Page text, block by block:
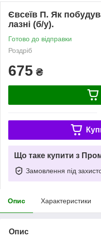
Євсеїв П. Як
лазні (б/у).
Готово до відправки
Роздріб
675 ₴
Що таке купити з
Замовлення під
Опис Характеристики
Опис